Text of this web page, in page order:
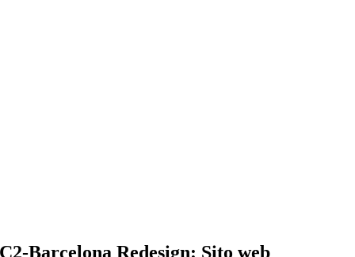
C2-Barcelona Redesign: Sito web